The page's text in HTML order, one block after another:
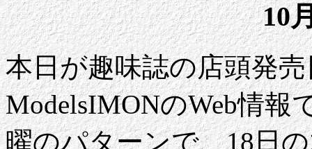
10
本日が趣味誌の店頭発
ModelsIMONのWeb情報
曜のパターンで、18日